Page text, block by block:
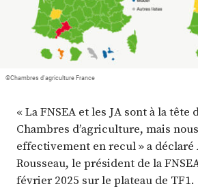
©Chambres d'agriculture France
« La FNSEA et les JA sont à la tête
Chambres d’agriculture, mais
effectivement en recul » a déclaré
Rousseau, le président de la
février 2025 sur le plateau de TF1.